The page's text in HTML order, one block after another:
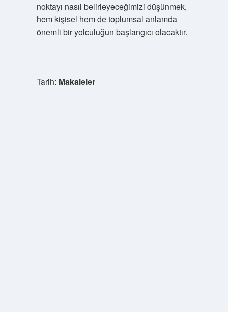
noktayı nasıl belirleyeceğimizi düşünmek,
hem kişisel hem de toplumsal anlamda
önemli bir yolculuğun başlangıcı olacaktır.
Tarih: Makaleler